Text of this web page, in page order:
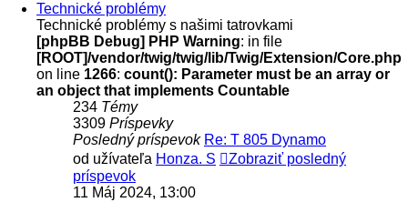
Technické problémy
Technické problémy s našimi tatrovkami
[phpBB Debug] PHP Warning: in file
[ROOT]/vendor/twig/twig/lib/Twig/Extension/Core.php
on line 1266: count(): Parameter must be an array or
an object that implements Countable
234 Témy
3309 Príspevky
Posledný príspevok Re: T 805 Dynamo
od užívateľa Honza. S
Zobraziť posledný
príspevok
11 Máj 2024, 13:00